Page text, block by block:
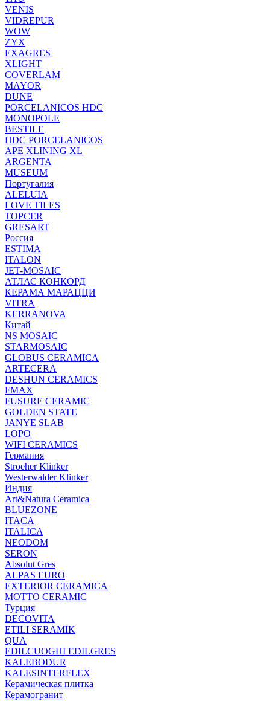
VENIS
VIDREPUR
WOW
ZYX
EXAGRES
XLIGHT
COVERLAM
MAYOR
DUNE
PORCELANICOS HDC
MONOPOLE
BESTILE
HDC PORCELANICOS
APE XLINING XL
ARGENTA
MUSEUM
Португалия
ALELUIA
LOVE TILES
TOPCER
GRESART
Россия
ESTIMA
ITALON
JET-MOSAIC
АТЛАС КОНКОРД
КЕРАМА МАРАЦЦИ
VITRA
KERRANOVA
Китай
NS MOSAIC
STARMOSAIC
GLOBUS CERAMICA
ARTECERA
DESHUN CERAMICS
FMAX
FUSURE CERAMIC
GOLDEN STATE
JANYE SLAB
LOPO
WIFI CERAMICS
Германия
Stroeher Klinker
Westerwalder Klinker
Индия
Art&Natura Ceramica
BLUEZONE
ITACA
ITALICA
NEODOM
SERON
Absolut Gres
ALPAS EURO
EXTERIOR CERAMICA
MOTTO CERAMIC
Турция
DECOVITA
ETILI SERAMIK
QUA
EDILCUOGHI EDILGRES
KALEBODUR
KALESINTERFLEX
Керамическая плитка
Керамогранит